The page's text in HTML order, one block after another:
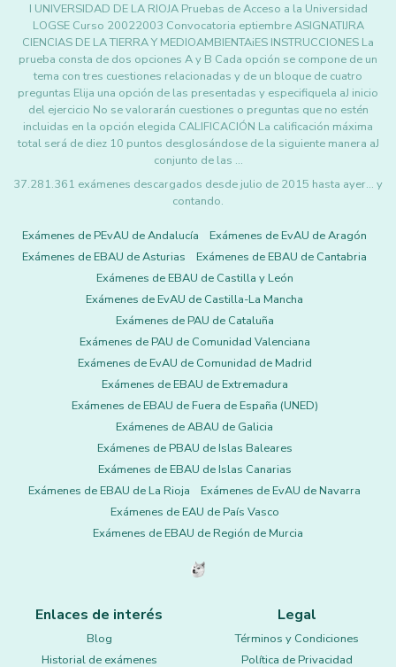
I UNIVERSIDAD DE LA RIOJA Pruebas de Acceso a la Universidad
LOGSE Curso 20022003 Convocatoria eptiembre ASIGNATIJRA
CIENCIAS DE LA TIERRA Y MEDIOAMBIENTAiES INSTRUCCIONES La
prueba consta de dos opciones A y B Cada opción se compone de un
tema con tres cuestiones relacionadas y de un bloque de cuatro
preguntas Elija una opción de las presentadas y especifiquela aJ inicio
del ejercicio No se valorarán cuestiones o preguntas que no estén
incluidas en la opción elegida CALIFICACIÓN La calificación máxima
total será de diez 10 puntos desglosándose de la siguiente manera aJ
conjunto de las …
37.281.361 exámenes descargados desde julio de 2015 hasta ayer... y
contando.
Exámenes de PEvAU de Andalucía
Exámenes de EvAU de Aragón
Exámenes de EBAU de Asturias
Exámenes de EBAU de Cantabria
Exámenes de EBAU de Castilla y León
Exámenes de EvAU de Castilla-La Mancha
Exámenes de PAU de Cataluña
Exámenes de PAU de Comunidad Valenciana
Exámenes de EvAU de Comunidad de Madrid
Exámenes de EBAU de Extremadura
Exámenes de EBAU de Fuera de España (UNED)
Exámenes de ABAU de Galicia
Exámenes de PBAU de Islas Baleares
Exámenes de EBAU de Islas Canarias
Exámenes de EBAU de La Rioja
Exámenes de EvAU de Navarra
Exámenes de EAU de País Vasco
Exámenes de EBAU de Región de Murcia
Enlaces de interés
Blog
Historial de exámenes
Legal
Términos y Condiciones
Política de Privacidad